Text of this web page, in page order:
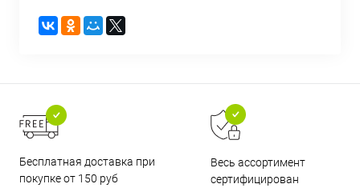
Бесплатная доставка при
покупке от 150 руб
Весь ассортимент
сертифицирован